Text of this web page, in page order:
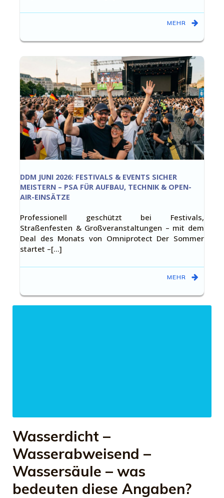
MEHR
DDM JUNI 2026: FESTIVALS & EVENTS SICHER
MEISTERN – PSA FÜR AUFBAU, TECHNIK & OPEN-
AIR-EINSÄTZE
Professionell geschützt bei Festivals,
Straßenfesten & Großveranstaltungen – mit dem
Deal des Monats von Omniprotect Der Sommer
startet –[…]
MEHR
Wasserdicht –
Wasserabweisend –
Wassersäule – was
bedeuten diese Angaben?